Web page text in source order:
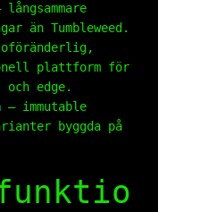
långsammare
än Tumbleweed.
plattform för
och edge.
– immutable
byggda på